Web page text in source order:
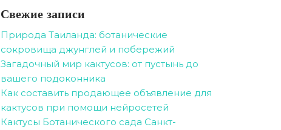
Свежие записи
Природа Таиланда: ботанические
сокровища джунглей и побережий
Загадочный мир кактусов: от пустынь до
вашего подоконника
Как составить продающее объявление для
кактусов при помощи нейросетей
Кактусы Ботанического сада Санкт-